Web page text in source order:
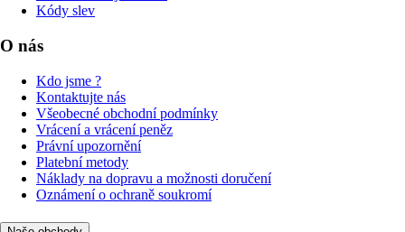
Kódy slev
O nás
Kdo jsme ?
Kontaktujte nás
Všeobecné obchodní podmínky
Vrácení a vrácení peněz
Právní upozornění
Platební metody
Náklady na dopravu a možnosti doručení
Oznámení o ochraně soukromí